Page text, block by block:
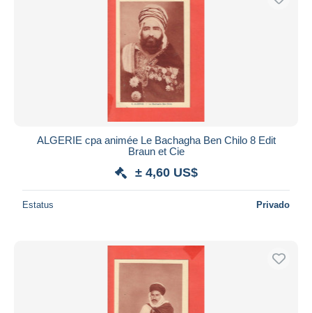
ALGERIE cpa animée Le Bachagha Ben Chilo 8 Edit
Braun et Cie
± 4,60 US$
Estatus Privado